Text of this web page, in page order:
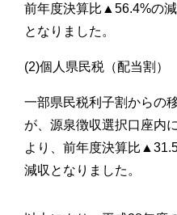
前年度決算比▲56.4%の
となりました。
(2)個人県民税（配当割）
一部県民税利子割からの
が、源泉徴収選択口座内
より、前年度決算比
減収となりました。